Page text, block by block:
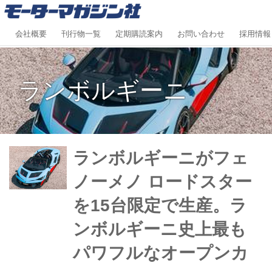
会社概要 刊行物一覧 定期購読案内 お問い合わせ 採用情報
ランボルギーニ
ランボルギーニがフェ
ノーメノ ロードスター
を15台限定で生産。ラ
ンボルギーニ史上最も
パワフルなオープンカ